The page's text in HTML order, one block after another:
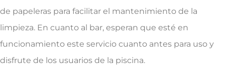
de papeleras para facilitar el mantenimiento de la
limpieza. En cuanto al bar, esperan que esté en
funcionamiento este servicio cuanto antes para uso y
disfrute de los usuarios de la piscina.